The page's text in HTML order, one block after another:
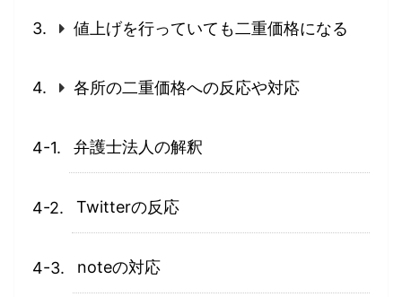
値上げを行っていても二重価格になる
各所の二重価格への反応や対応
弁護士法人の解釈
Twitterの反応
noteの対応